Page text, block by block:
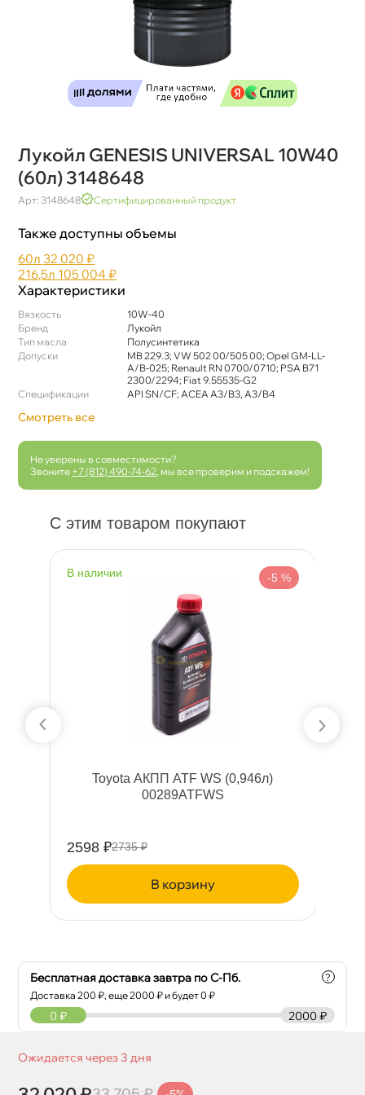
Лукойл GENESIS UNIVERSAL 10W40
(60л) 3148648
Арт: 3148648 Сертифицированный продукт
Также доступны объемы
60л 32 020 ₽
216,5л 105 004 ₽
Характеристики
язкость
10W-40
Бренд
Лукойл
Тип масла
Полусинтетика
Допуски
MB 229.3; VW 502 00/505 00; Opel GM-LL-
A/B-025; Renault RN 0700/0710; PSA B71
2300/2294; Fiat 9.55535-G2
Спецификации
API SN/CF; ACEA A3/B3, A3/B4
Смотреть все
Не уверены в совместимости?
Звоните +7 (812) 490-74-62 , мы все проверим и подскажем!
С этим товаром покупают
наличии -5 %
Toyota АКПП ATF WS (0,946л)
00289ATFWS
2598 ₽2735 ₽
корзину
Бесплатная доставка завтра по С-Пб.
Доставка200 ₽, еще2000 ₽ и будет 0 ₽
?
2000 ₽
0 ₽
Ожидается через 3 дня